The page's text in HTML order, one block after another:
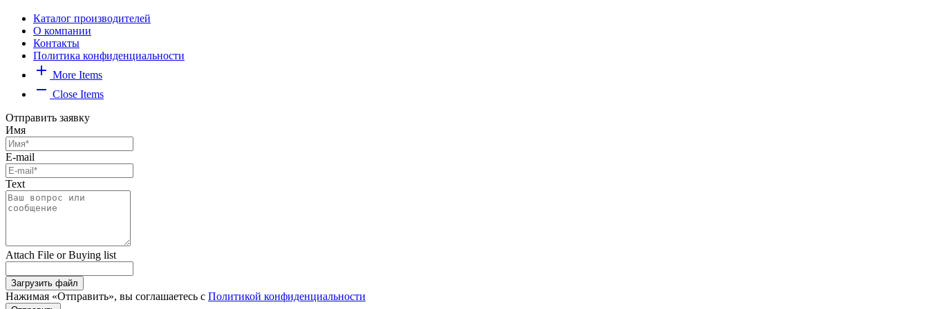
Каталог производителей
О компании
Контакты
Политика конфиденциальности
add More Items
remove Close Items
Отправить заявку
Имя
E-mail
Text
Attach File or Buying list
Загрузить файл
Нажимая «Отправить», вы соглашаетесь с Политикой конфиденциальности